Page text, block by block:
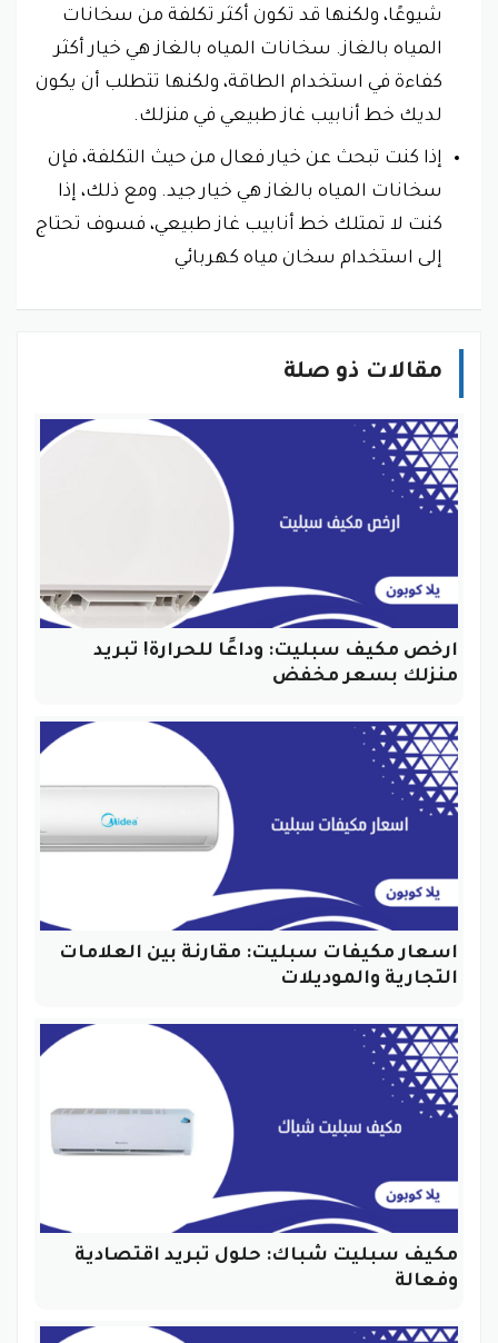
شيوعًا، ولكنها قد تكون أكثر تكلفة من سخانات
المياه بالغاز. سخانات المياه بالغاز هي خيار أكثر
كفاءة في استخدام الطاقة، ولكنها تتطلب أن يكون
لديك خط أنابيب غاز طبيعي في منزلك.
إذا كنت تبحث عن خيار فعال من حيث التكلفة، فإن
سخانات المياه بالغاز هي خيار جيد. ومع ذلك، إذا
كنت لا تمتلك خط أنابيب غاز طبيعي، فسوف تحتاج
إلى استخدام سخان مياه كهربائي
مقالات ذو صلة
ارخص مكيف سبليت: وداعًا للحرارة! تبريد
منزلك بسعر مخفض
اسعار مكيفات سبليت: مقارنة بين العلامات
التجارية والموديلات
مكيف سبليت شباك: حلول تبريد اقتصادية
وفعالة